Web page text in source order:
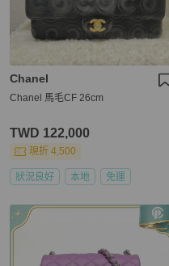
Chanel
Chanel 馬毛CF 26cm
TWD 122,000
現折 4,500
狀況良好 本地 免運